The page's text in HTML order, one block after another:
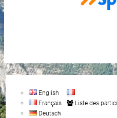
English
Français
Deutsch
Liste des